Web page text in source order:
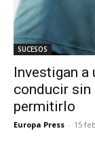
SUCESOS
Investigan a
conducir sin
permitirlo
Europa Press - 15